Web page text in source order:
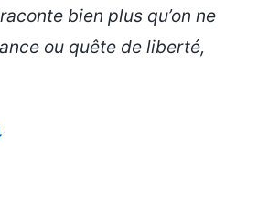
bien plus qu’on ne
ou quête de liberté,